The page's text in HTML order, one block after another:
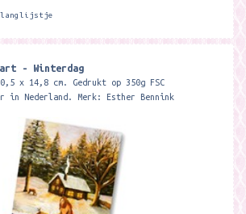
- Winterdag
x 14,8 cm. Gedrukt op 350g FSC
in Nederland. Merk: Esther Bennink